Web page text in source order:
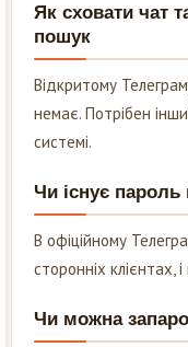
Як сховати чат
пошук
Відкритому
немає. Потрібен
системі.
Чи існує
В офіційному
сторонніх клієнтах,
Чи можна